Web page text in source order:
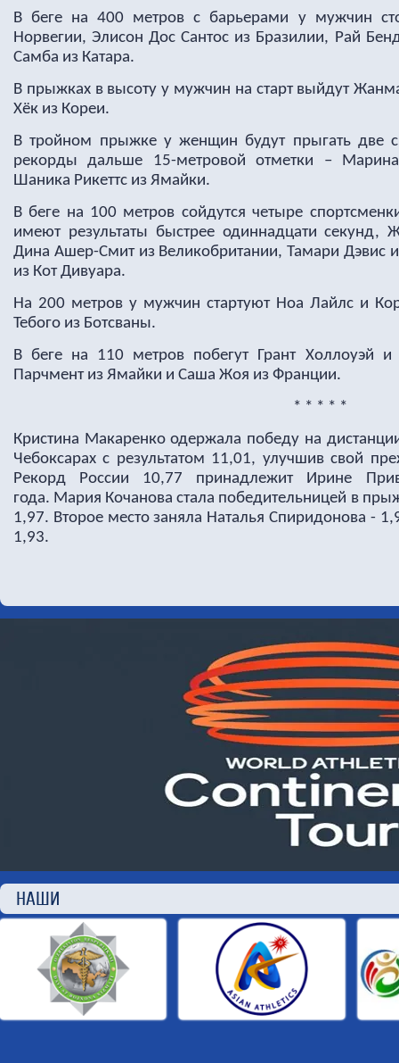
В беге на 400 метров с барьерами у мужчин
Норвегии, Элисон Дос Сантос из Бразилии, Рай
Самба из Катара.
В прыжках в высоту у мужчин на старт выйдут
Хёк из Кореи.
В тройном прыжке у женщин будут прыгать две
рекорды дальше 15-метровой отметки –
Шаника Рикеттс из Ямайки.
В беге на 100 метров сойдутся четыре
имеют результаты быстрее одиннадцати
Дина Ашер-Смит из Великобритании, Тамари
из Кот Дивуара.
На 200 метров у мужчин стартуют Ноа Лайлс и
Тебого из Ботсваны.
В беге на 110 метров побегут Грант Холлоуэй
Парчмент из Ямайки и Саша Жоя из Франции.
* * * * *
Кристина Макаренко одержала победу на
Чебоксарах с результатом 11,01, улучшив свой
Рекорд России 10,77 принадлежит Ирине
года. Мария Кочанова стала победительницей в
1,97. Второе место заняла Наталья Спиридонова -
1,93.
НАШИ